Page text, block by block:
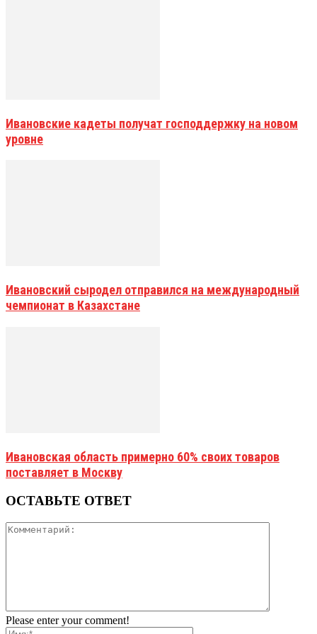
Ивановские кадеты получат господдержку на новом
уровне
Ивановский сыродел отправился на международный
чемпионат в Казахстане
Ивановская область примерно 60% своих товаров
поставляет в Москву
ОСТАВЬТЕ ОТВЕТ
Please enter your comment!